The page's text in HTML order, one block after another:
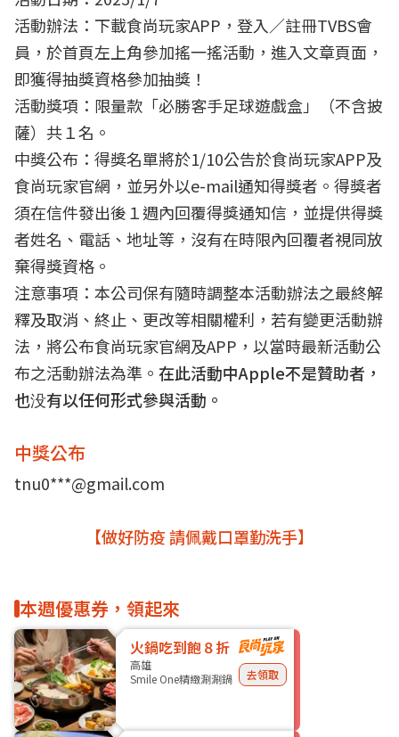
活動辦法： 下載食尚玩家APP ，登入／註冊TVBS會
員，於首頁左上角參加搖一搖活動，進入文章頁面，
即獲得抽獎資格參加抽獎！
活動獎項：限量款「必勝客手足球遊戲盒」（不含披
薩）共１名。
中獎公布：得獎名單將於1/10公告於食尚玩家APP及
食尚玩家官網，並另外以e-mail通知得獎者。得獎者
須在信件發出後１週內回覆得獎通知信，並提供得獎
者姓名、電話、地址等，沒有在時限內回覆者視同放
棄得獎資格。
注意事項：本公司保有隨時調整本活動辦法之最終解
釋及取消、終止、更改等相關權利，若有變更活動辦
法，將公布食尚玩家官網及APP，以當時最新活動公
布之活動辦法為準。 在此活動中Apple不是贊助者，
也没有以任何形式參與活動。
中獎公布
tnu0***@gmail.com
【做好防疫 請佩戴口罩勤洗手】
本週優惠券，領起來
火鍋吃到飽８折
高雄
Smile One精緻涮涮鍋
去領取